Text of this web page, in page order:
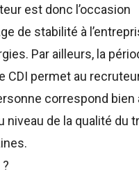
est donc l’occasion
de stabilité à
Par ailleurs, la
CDI permet au
correspond bien
niveau de la qualité du